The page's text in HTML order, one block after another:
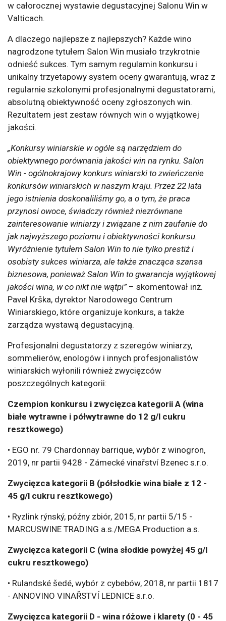
w całorocznej wystawie degustacyjnej Salonu Win w
Valticach.
A dlaczego najlepsze z najlepszych? Każde wino
nagrodzone tytułem Salon Win musiało trzykrotnie
odnieść sukces. Tym samym regulamin konkursu i
unikalny trzyetapowy system oceny gwarantują, wraz z
regularnie szkolonymi profesjonalnymi degustatorami,
absolutną obiektywność oceny zgłoszonych win.
Rezultatem jest zestaw równych win o wyjątkowej
jakości.
„Konkursy winiarskie w ogóle są narzędziem do
obiektywnego porównania jakości win na rynku. Salon
Win - ogólnokrajowy konkurs winiarski to zwieńczenie
konkursów winiarskich w naszym kraju. Przez 22 lata
jego istnienia doskonaliliśmy go, a o tym, że praca
przynosi owoce, świadczy również niezrównane
zainteresowanie winiarzy i związane z nim zaufanie do
jak najwyższego poziomu i obiektywności konkursu.
Wyróżnienie tytułem Salon Win to nie tylko prestiż i
osobisty sukces winiarza, ale także znacząca szansa
biznesowa, ponieważ Salon Win to gwarancja wyjątkowej
jakości wina, w co nikt nie wątpi”– skomentował inż.
Pavel Krška, dyrektor Narodowego Centrum
Winiarskiego, które organizuje konkurs, a także
zarządza wystawą degustacyjną.
Profesjonalni degustatorzy z szeregów winiarzy,
sommelierów, enologów i innych profesjonalistów
winiarskich wyłonili również zwycięzców
poszczególnych kategorii:
Czempion konkursu i zwycięzca kategorii A (wina
białe wytrawne i półwytrawne do 12 g/l cukru
resztkowego)
• EGO nr. 79 Chardonnay barrique, wybór z winogron,
2019, nr partii 9428 - Zámecké vinařství Bzenec s.r.o.
Zwycięzca kategorii B (półsłodkie wina białe z 12 -
45 g/l cukru resztkowego)
• Ryzlink rýnský, późny zbiór, 2015, nr partii 5/15 -
MARCUSWINE TRADING a.s./MEGA Production a.s.
Zwycięzca kategorii C (wina słodkie powyżej 45 g/l
cukru resztkowego)
• Rulandské šedé, wybór z cybebów, 2018, nr partii 1817
- ANNOVINO VINAŘSTVÍ LEDNICE s.r.o.
Zwycięzca kategorii D - wina różowe i klarety (0 - 45